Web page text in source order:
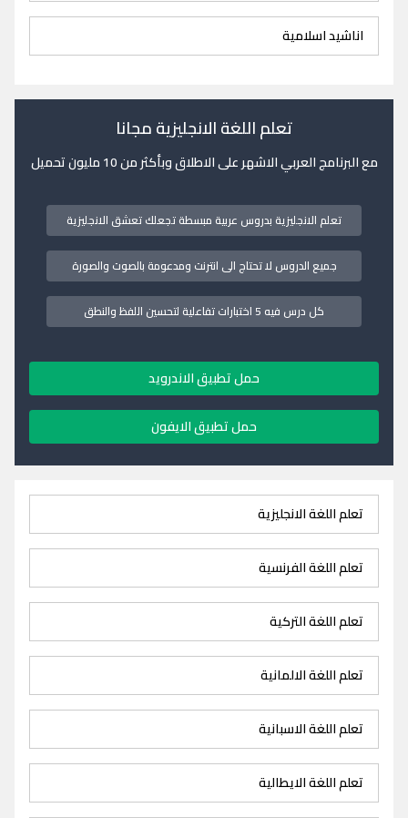
اناشيد اسلامية
تعلم اللغة الانجليزية مجانا
مع البرنامج العربي الاشهر على الاطلاق وبأكثر من 10 مليون تحميل
تعلم الانجليزية بدروس عربية مبسطة تجعلك تعشق الانجليزية
جميع الدروس لا تحتاج الى انترنت ومدعومة بالصوت والصورة
كل درس فيه 5 اختبارات تفاعلية لتحسين اللفظ والنطق
حمل تطبيق الاندرويد
حمل تطبيق الايفون
تعلم اللغة الانجليزية
تعلم اللغة الفرنسية
تعلم اللغة التركية
تعلم اللغة الالمانية
تعلم اللغة الاسبانية
تعلم اللغة الايطالية